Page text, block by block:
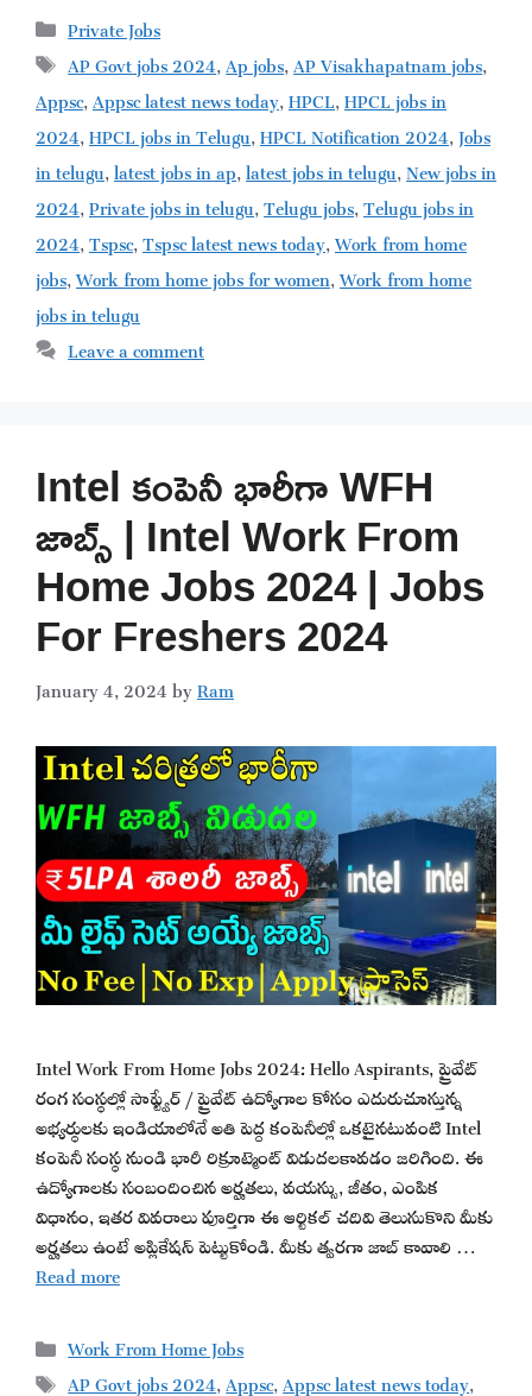
Categories
Private Jobs
Tags
AP Govt jobs 2024,Ap jobs,AP Visakhapatnam jobs,
Appsc,Appsc latest news today,HPCL,HPCL jobs in
2024,HPCL jobs in Telugu,HPCL Notification 2024,Jobs
in telugu,latest jobs in ap,latest jobs in telugu,New jobs in
2024,Private jobs in telugu,Telugu jobs,Telugu jobs in
2024,Tspsc,Tspsc latest news today,Work from home
jobs,Work from home jobs for women,Work from home
jobs in telugu
Leave a comment
Intel కంపెనీ భారీగా WFH
జాబ్స్ | Intel Work From
Home Jobs 2024 | Jobs
For Freshers 2024
January 4, 2024byRam
Intel Work From Home Jobs 2024: Hello Aspirants, ప్రైవేట్
రంగ సంస్థల్లో సాఫ్ట్వేర్ / ప్రైవేట్ ఉద్యోగాల కోసం ఎదురుచూస్తున్న
అభ్యర్థులకు ఇండియాలోనే అతి పెద్ద కంపెనీల్లో ఒకటైనటువంటి Intel
కంపెనీ సంస్థ నుండి భారీ రిక్రూట్మెంట్ విడుదలకావడం జరిగింది. ఈ
ఉద్యోగాలకు సంబందించిన అర్హతలు, వయస్సు, జీతం, ఎంపిక
విధానం, ఇతర వివరాలు పూర్తిగా ఈ ఆర్టికల్ చదివి తెలుసుకొని మీకు
అర్హతలు ఉంటే అప్లికేషన్ పెట్టుకోండి. మీకు త్వరగా జాబ్ కావాలి …
Read more
Categories
Work From Home Jobs
Tags
AP Govt jobs 2024,Appsc,Appsc latest news today,